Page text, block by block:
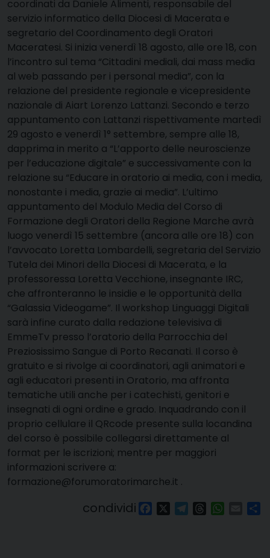
coordinati da Daniele Alimenti, responsabile del
servizio informatico della Diocesi di Macerata e
segretario del Coordinamento degli Oratori
Maceratesi. Si inizia venerdì 18 agosto, alle ore 18, con
l’incontro sul tema “Cittadini mediali, dai mass media
al web passando per i personal media”, con la
relazione del presidente regionale e vicepresidente
nazionale di Aiart Lorenzo Lattanzi. Secondo e terzo
appuntamento con Lattanzi rispettivamente martedì
29 agosto e venerdì 1° settembre, sempre alle 18,
dapprima in merito a “L’apporto delle neuroscienze
per l’educazione digitale” e successivamente con la
relazione su “Educare in oratorio ai media, con i media,
nonostante i media, grazie ai media”. L’ultimo
appuntamento del Modulo Media del Corso di
Formazione degli Oratori della Regione Marche avrà
luogo venerdì 15 settembre (ancora alle ore 18) con
l’avvocato Loretta Lombardelli, segretaria del Servizio
Tutela dei Minori della Diocesi di Macerata, e la
professoressa Loretta Vecchione, insegnante IRC,
che affronteranno le insidie e le opportunità della
“Galassia Videogame”. Il workshop Linguaggi Digitali
sarà infine curato dalla redazione televisiva di
EmmeTv presso l’oratorio della Parrocchia del
Preziosissimo Sangue di Porto Recanati. Il corso è
gratuito e si rivolge ai coordinatori, agli animatori e
agli educatori presenti in Oratorio, ma affronta
tematiche utili anche per i catechisti, genitori e
insegnati di ogni ordine e grado. Inquadrando con il
proprio cellulare il QRcode presente sulla locandina
del corso è possibile collegarsi direttamente al
format per le iscrizioni; mentre per maggiori
informazioni scrivere a:
formazione@forumoratorimarche.it .
condividi FacebookTelegram
Threads Email